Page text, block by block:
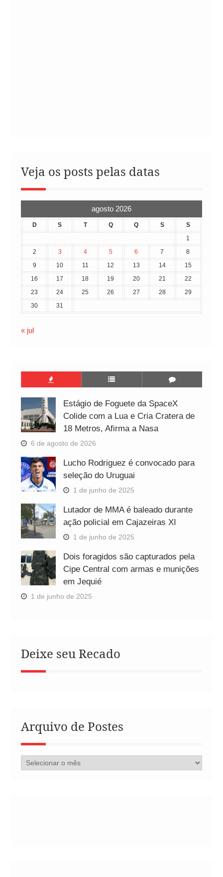
Veja os posts pelas datas
agosto 2026
D S T Q Q S
S
1
2
3 4 5 6 7
8
9
10 11 12 13 14
15
16
17 18 19 20 21
22
23
24 25 26 27 28
29
30
31
« jul
Estágio de Foguete da SpaceX
Colide com a Lua e Cria Cratera de
18 Metros, Afirma a Nasa
6 de agosto de 2026
Lucho Rodriguez é convocado para
seleção do Uruguai
1 de junho de 2025
Lutador de MMA é baleado durante
ação policial em Cajazeiras XI
1 de junho de 2025
Dois foragidos são capturados pela
Cipe Central com armas e munições
em Jequié
1 de junho de 2025
Deixe seu Recado
Arquivo de Postes
Arquivo
de